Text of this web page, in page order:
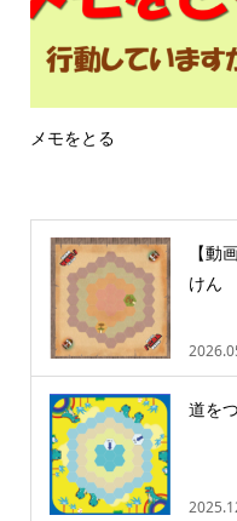
メモをとる
【動
けん
道を